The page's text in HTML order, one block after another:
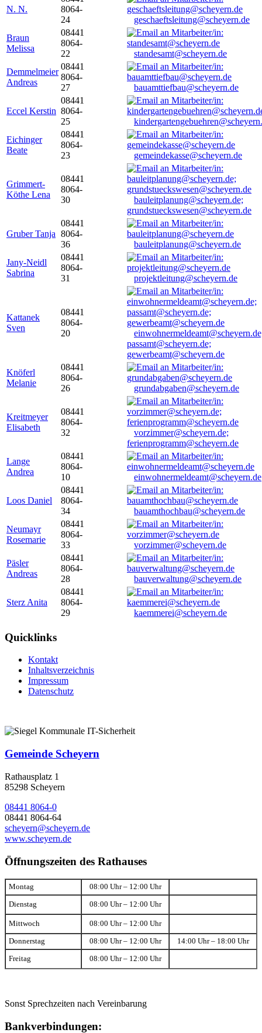
N. N.
8064-
24
geschaeftsleitung@scheyern.de
Braun
Melissa
08441
8064-
22
standesamt@scheyern.de
Demmelmeier
Andreas
08441
8064-
27
bauamttiefbau@scheyern.de
Eccel Kerstin
08441
8064-
25
Eichinger
Beate
08441
8064-
23
gemeindekasse@scheyern.de
Grimmert-
Köthe Lena
08441
8064-
30
bauleitplanung@scheyern.de;
grundstueckswesen@scheyern.de
Gruber Tanja
08441
8064-
36
bauleitplanung@scheyern.de
Jany-Neidl
Sabrina
08441
8064-
31
projektleitung@scheyern.de
Kattanek
Sven
08441
8064-
20
passamt@scheyern.de;
gewerbeamt@scheyern.de
Knöferl
Melanie
08441
8064-
26
grundabgaben@scheyern.de
Kreitmeyer
Elisabeth
08441
8064-
32
vorzimmer@scheyern.de;
ferienprogramm@scheyern.de
Lange
Andrea
08441
8064-
10
einwohnermeldeamt@scheyern.de
Loos Daniel
08441
8064-
34
bauamthochbau@scheyern.de
Neumayr
Rosemarie
08441
8064-
33
vorzimmer@scheyern.de
Päsler
Andreas
08441
8064-
28
bauverwaltung@scheyern.de
Sterz Anita
08441
8064-
29
kaemmerei@scheyern.de
Quicklinks
Kontakt
Inhaltsverzeichnis
Impressum
Datenschutz
Gemeinde Scheyern
Rathausplatz 1
85298 Scheyern
08441 8064-0
08441 8064-64
scheyern@scheyern.de
www.scheyern.de
Öffnungszeiten des Rathauses
Montag 08:00 Uhr – 12:00 Uhr
Dienstag 08:00 Uhr – 12:00 Uhr
Mittwoch 08:00 Uhr – 12:00 Uhr
Donnerstag 08:00 Uhr – 12:00 Uhr 14:00 Uhr – 18:00 Uhr
Freitag 08:00 Uhr – 12:00 Uhr
Sonst Sprechzeiten nach Vereinbarung
Bankverbindungen: